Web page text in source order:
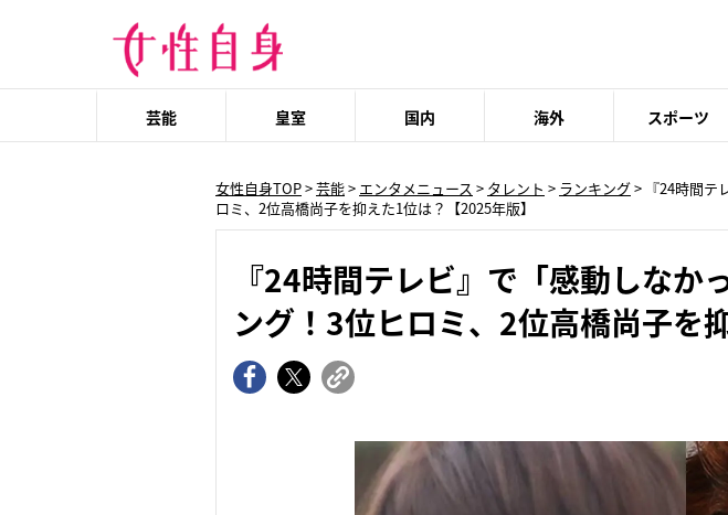
芸能 皇室 国内 海外 スポーツ
女性自身TOP>芸能> エンタメニュース > タレント > ランキング> 『24時間テ
ロミ、2位高橋尚子を抑えた1位は？【2025年版】
『24時間テレビ』で「感動しなか
ング！3位ヒロミ、2位高橋尚子を